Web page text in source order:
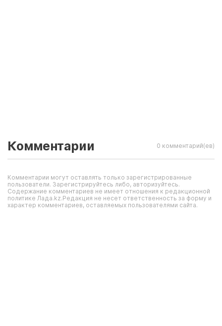
Комментарии 0 комментарий(ев)
Комментарии могут оставлять только зарегистрированные
пользователи. Зарегистрируйтесь либо, авторизуйтесь.
Содержание комментариев не имеет отношения к редакционной
политике Лада.kz.Редакция не несет ответственность за форму и
характер комментариев, оставляемых пользователями сайта.